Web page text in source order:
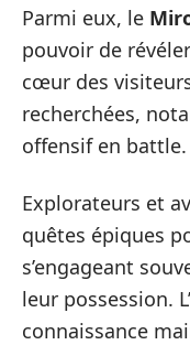
Parmi eux, le
pouvoir de
cœur des
recherchées,
offensif en battle.
Explorateurs et
quêtes épiques
s’engageant
leur possession.
connaissance